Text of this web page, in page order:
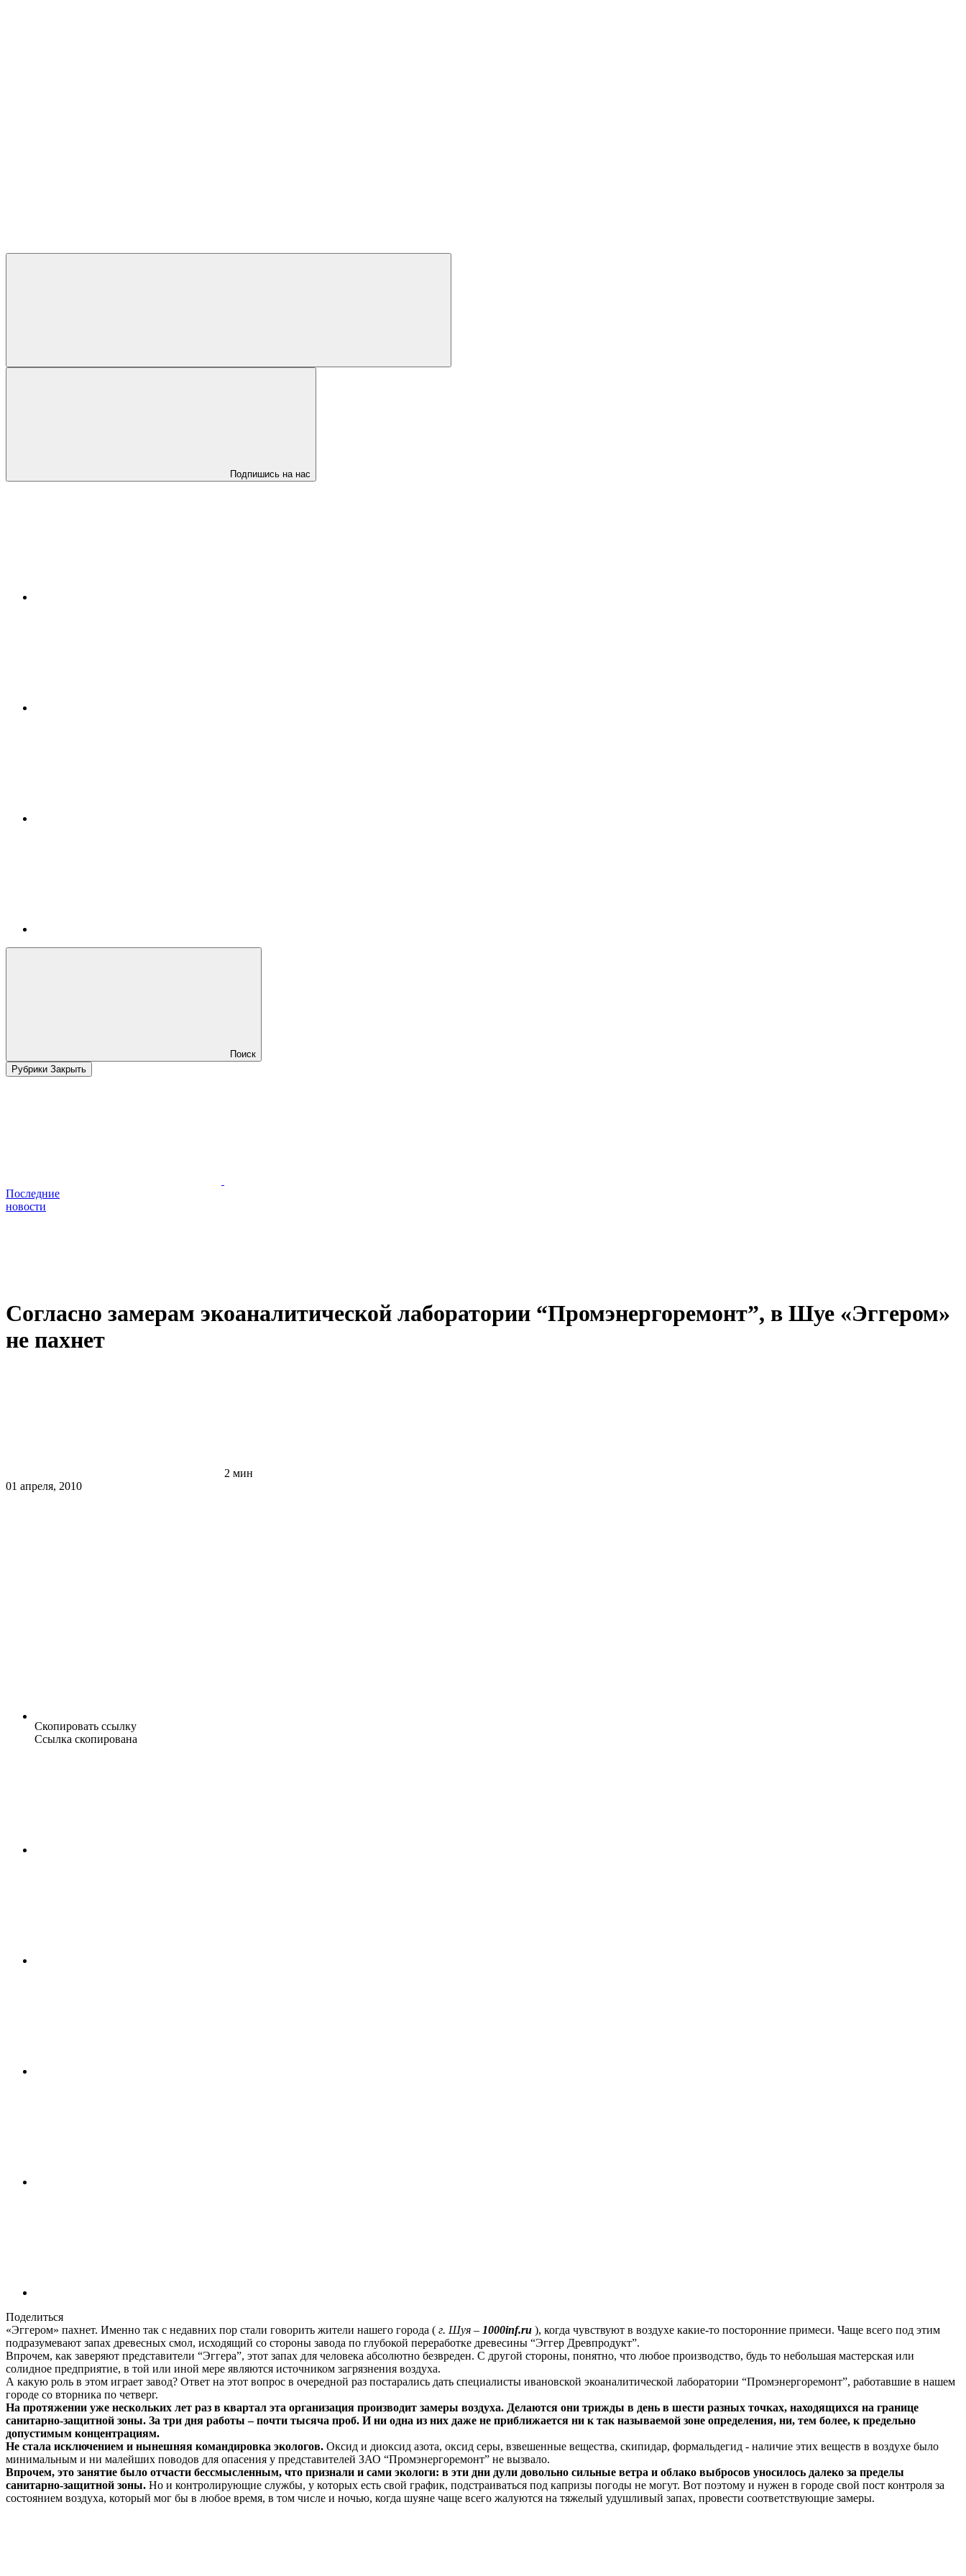
Подпишись на нас
Поиск
Рубрики Закрыть
Последние
новости
Согласно замерам экоаналитической лаборатории “Промэнергоремонт”, в Шуе «Эггером»
не пахнет
2 мин
01 апреля, 2010
Скопировать ссылку
Ссылка скопирована
Поделиться
«Эггером» пахнет. Именно так с недавних пор стали говорить жители нашего города ( г. Шуя – 1000inf.ru ), когда чувствуют в воздухе какие-то посторонние примеси. Чаще всего под этим
подразумевают запах древесных смол, исходящий со стороны завода по глубокой переработке древесины “Эггер Древпродукт”.
Впрочем, как заверяют представители “Эггера”, этот запах для человека абсолютно безвреден. С другой стороны, понятно, что любое производство, будь то небольшая мастерская или
солидное предприятие, в той или иной мере являются источником загрязнения воздуха.
А какую роль в этом играет завод? Ответ на этот вопрос в очередной раз постарались дать специалисты ивановской экоаналитической лаборатории “Промэнергоремонт”, работавшие в нашем
городе со вторника по четверг.
На протяжении уже нескольких лет раз в квартал эта организация производит замеры воздуха. Делаются они трижды в день в шести разных точках, находящихся на границе
санитарно-защитной зоны. За три дня работы – почти тысяча проб. И ни одна из них даже не приближается ни к так называемой зоне определения, ни, тем более, к предельно
допустимым концентрациям.
Не стала исключением и нынешняя командировка экологов. Оксид и диоксид азота, оксид серы, взвешенные вещества, скипидар, формальдегид - наличие этих веществ в воздухе было
минимальным и ни малейших поводов для опасения у представителей ЗАО “Промэнергоремонт” не вызвало.
Впрочем, это занятие было отчасти бессмысленным, что признали и сами экологи: в эти дни дули довольно сильные ветра и облако выбросов уносилось далеко за пределы
санитарно-защитной зоны. Но и контролирующие службы, у которых есть свой график, подстраиваться под капризы погоды не могут. Вот поэтому и нужен в городе свой пост контроля за
состоянием воздуха, который мог бы в любое время, в том числе и ночью, когда шуяне чаще всего жалуются на тяжелый удушливый запах, провести соответствующие замеры.